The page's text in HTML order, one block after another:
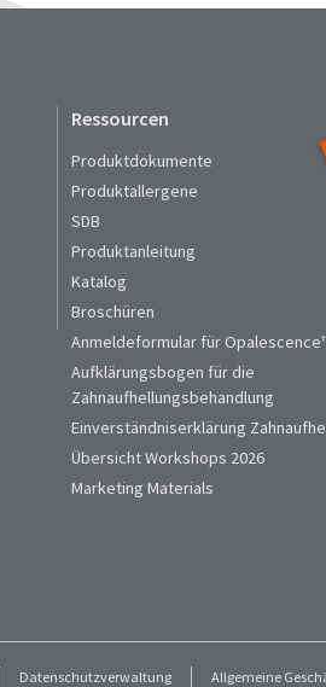
Ressourcen
Produktdokumente
Produktallergene
SDB
Produktanleitung
Katalog
Broschüren
Anmeldeformular für
Aufklärungsbogen für die
Zahnaufhellungsbehandlung
Einverständniserklärung
Übersicht Workshops 2026
Marketing Materials
Datenschutzverwaltung Allgemeine